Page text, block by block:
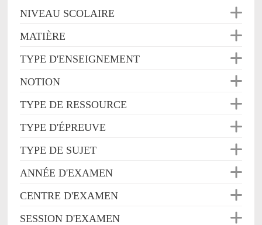
NIVEAU SCOLAIRE
MATIÈRE
TYPE D'ENSEIGNEMENT
NOTION
TYPE DE RESSOURCE
TYPE D'ÉPREUVE
TYPE DE SUJET
ANNÉE D'EXAMEN
CENTRE D'EXAMEN
SESSION D'EXAMEN